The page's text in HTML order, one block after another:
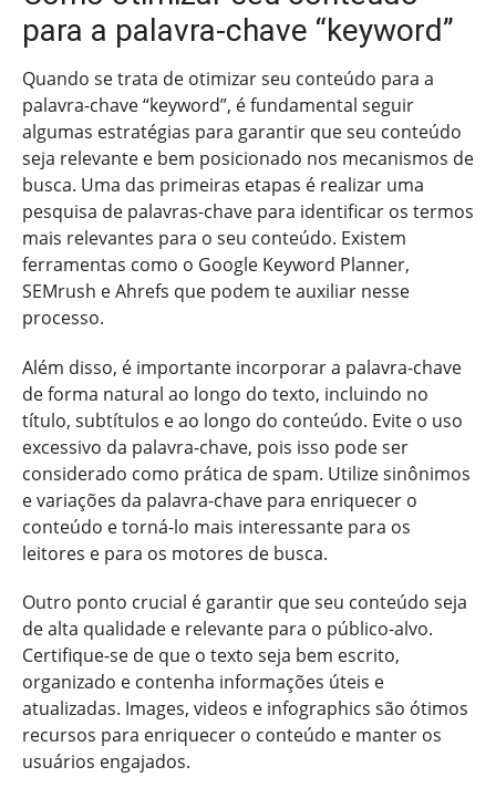
para a palavra-chave “keyword”
Quando se trata de otimizar seu conteúdo para a
palavra-chave “keyword”, é fundamental seguir
algumas estratégias para garantir que seu conteúdo
seja relevante e bem posicionado nos mecanismos de
busca. Uma das primeiras etapas é realizar uma
pesquisa de palavras-chave para identificar os termos
mais relevantes para o seu conteúdo. Existem
ferramentas como o Google Keyword Planner,
SEMrush e Ahrefs que podem te auxiliar nesse
processo.
Além disso, é importante incorporar a palavra-chave
de forma natural ao longo do texto, incluindo no
título, subtítulos e ao longo do conteúdo. Evite o uso
excessivo da palavra-chave, pois isso pode ser
considerado como prática de spam. Utilize sinônimos
e variações da palavra-chave para enriquecer o
conteúdo e torná-lo mais interessante para os
leitores e para os motores de busca.
Outro ponto crucial é garantir que seu conteúdo seja
de alta qualidade e relevante para o público-alvo.
Certifique-se de que o texto seja bem escrito,
organizado e contenha informações úteis e
atualizadas. Images, videos e infographics são ótimos
recursos para enriquecer o conteúdo e manter os
usuários engajados.